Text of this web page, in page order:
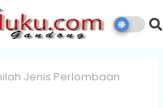
Jenis Perlombaan